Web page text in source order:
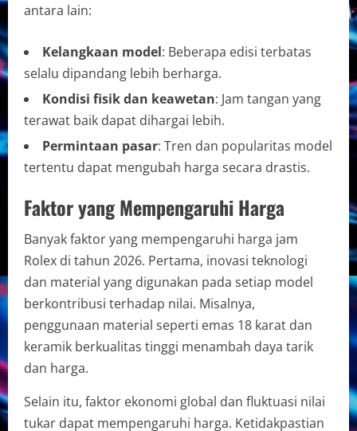
antara lain:
Kelangkaan model: Beberapa edisi terbatas
selalu dipandang lebih berharga.
Kondisi fisik dan keawetan: Jam tangan yang
terawat baik dapat dihargai lebih.
Permintaan pasar: Tren dan popularitas model
tertentu dapat mengubah harga secara drastis.
Faktor yang Mempengaruhi Harga
Banyak faktor yang mempengaruhi harga jam
Rolex di tahun 2026. Pertama, inovasi teknologi
dan material yang digunakan pada setiap model
berkontribusi terhadap nilai. Misalnya,
penggunaan material seperti emas 18 karat dan
keramik berkualitas tinggi menambah daya tarik
dan harga.
Selain itu, faktor ekonomi global dan fluktuasi nilai
tukar dapat mempengaruhi harga. Ketidakpastian